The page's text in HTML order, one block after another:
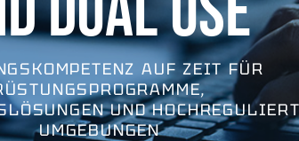
AUF ZEIT FÜR
UND
UMGEBUNGEN